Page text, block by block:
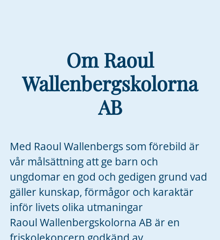
Om Raoul
Wallenbergskolorna
AB
Med Raoul Wallenbergs som förebild är
vår målsättning att ge barn och
ungdomar en god och gedigen grund vad
gäller kunskap, förmågor och karaktär
inför livets olika utmaningar
Raoul Wallenbergskolorna AB är en